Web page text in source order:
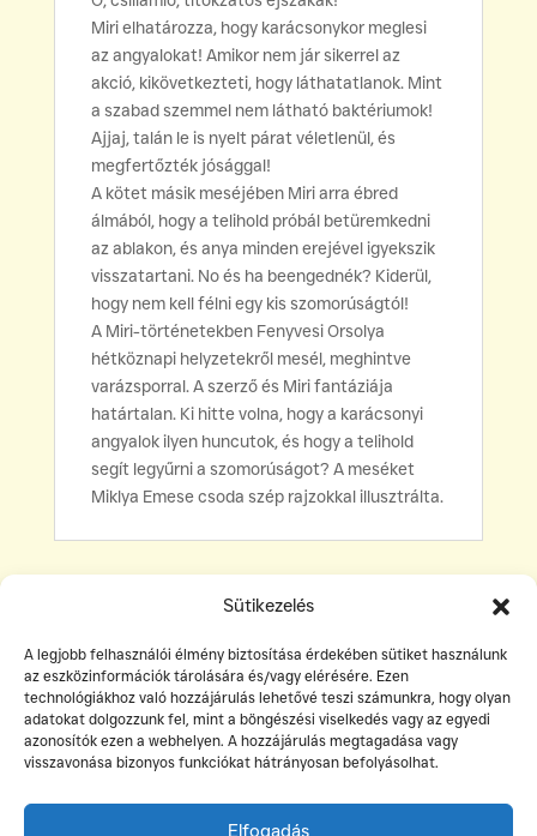
Sütikezelés
A legjobb felhasználói élmény biztosítása érdekében sütiket használunk
az eszközinformációk tárolására és/vagy elérésére. Ezen
technológiákhoz való hozzájárulás lehetővé teszi számunkra, hogy olyan
adatokat dolgozzunk fel, mint a böngészési viselkedés vagy az egyedi
azonosítók ezen a webhelyen. A hozzájárulás megtagadása vagy
visszavonása bizonyos funkciókat hátrányosan befolyásolhat.
Elfogadás
Miri elhatározza, hogy karácsonykor meglesi
az angyalokat! Amikor nem jár sikerrel az
akció, kikövetkezteti, hogy láthatatlanok. Mint
a szabad szemmel nem látható baktériumok!
Ajjaj, talán le is nyelt párat véletlenül, és
megfertőzték jósággal!
A kötet másik meséjében Miri arra ébred
álmából, hogy a telihold próbál betüremkedni
az ablakon, és anya minden erejével igyekszik
visszatartani. No és ha beengednék? Kiderül,
hogy nem kell félni egy kis szomorúságtól!
A Miri-történetekben Fenyvesi Orsolya
hétköznapi helyzetekről mesél, meghintve
varázsporral. A szerző és Miri fantáziája
határtalan. Ki hitte volna, hogy a karácsonyi
angyalok ilyen huncutok, és hogy a telihold
segít legyűrni a szomorúságot? A meséket
Miklya Emese csoda szép rajzokkal illusztrálta.
©Két Hold Kiadó
info@ketholdkiado.hu
rendeles@ketholdkiado.hu